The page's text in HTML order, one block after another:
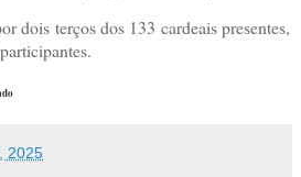
dois terços dos 133 cardeais presentes,
2025